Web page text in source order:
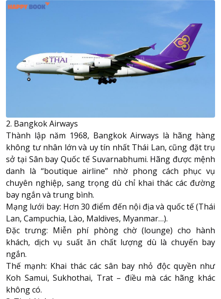
2. Bangkok Airways
Thành lập năm 1968, Bangkok Airways là hãng hàng
không tư nhân lớn và uy tín nhất Thái Lan, cũng đặt trụ
sở tại Sân bay Quốc tế Suvarnabhumi. Hãng được mệnh
danh là “boutique airline” nhờ phong cách phục vụ
chuyên nghiệp, sang trọng dù chỉ khai thác các đường
bay ngắn và trung bình.
Mạng lưới bay: Hơn 30 điểm đến nội địa và quốc tế (Thái
Lan, Campuchia, Lào, Maldives, Myanmar…).
Đặc trưng: Miễn phí phòng chờ (lounge) cho hành
khách, dịch vụ suất ăn chất lượng dù là chuyến bay
ngắn.
Thế mạnh: Khai thác các sân bay nhỏ độc quyền như
Koh Samui, Sukhothai, Trat – điều mà các hãng khác
không có.